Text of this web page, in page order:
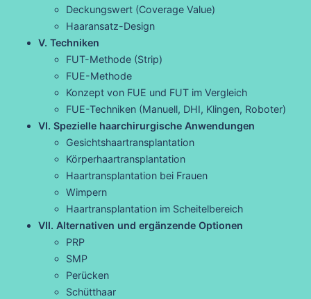
Deckungswert (Coverage Value)
Haaransatz-Design
V. Techniken
FUT-Methode (Strip)
FUE-Methode
Konzept von FUE und FUT im Vergleich
FUE-Techniken (Manuell, DHI, Klingen, Roboter)
VI. Spezielle haarchirurgische Anwendungen
Gesichtshaartransplantation
Körperhaartransplantation
Haartransplantation bei Frauen
Wimpern
Haartransplantation im Scheitelbereich
VII. Alternativen und ergänzende Optionen
PRP
SMP
Perücken
Schütthaar